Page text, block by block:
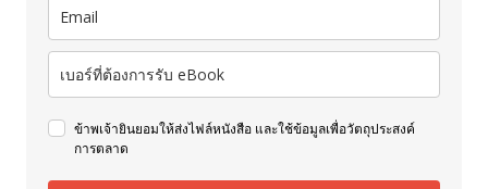
ข้าพเจ้ายินยอมให้ส่งไฟล์หนังสือ และใช้ข้อมูลเพื่อวัตถุประสงค์
การตลาด